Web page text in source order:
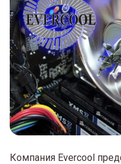
Компания Evercool